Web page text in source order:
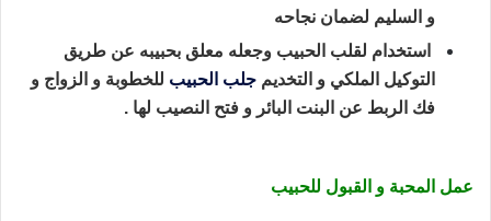
و السليم لضمان نجاحه
استخدام لقلب الحبيب وجعله معلق بحبيبه عن طريق
التوكيل الملكي و التخديم جلب الحبيب للخطوبة و الزواج و
فك الربط عن البنت البائر و فتح النصيب لها .
عمل المحبة و القبول للحبيب